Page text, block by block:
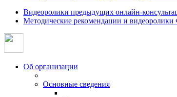
Видеоролики предыдущих онлайн-
Методические рекомендации и
Об организации
Основные сведения